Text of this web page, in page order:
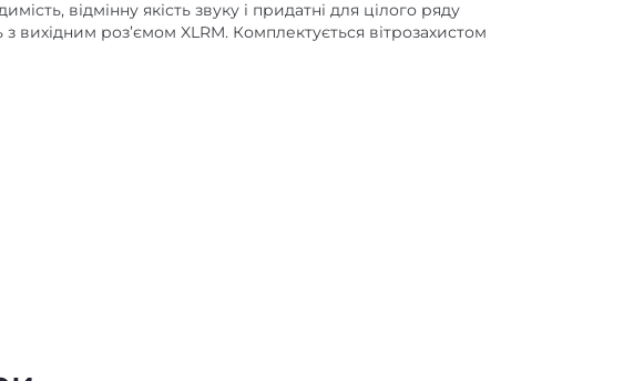
відмінну якість звуку і придатні для цілого ряду
вихідним роз’ємом XLRM. Комплектується вітрозахистом